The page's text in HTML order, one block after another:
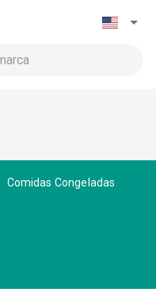
Comidas Congeladas